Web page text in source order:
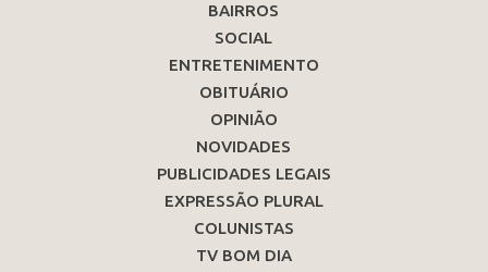
BAIRROS
SOCIAL
ENTRETENIMENTO
OBITUÁRIO
OPINIÃO
NOVIDADES
PUBLICIDADES LEGAIS
EXPRESSÃO PLURAL
COLUNISTAS
TV BOM DIA